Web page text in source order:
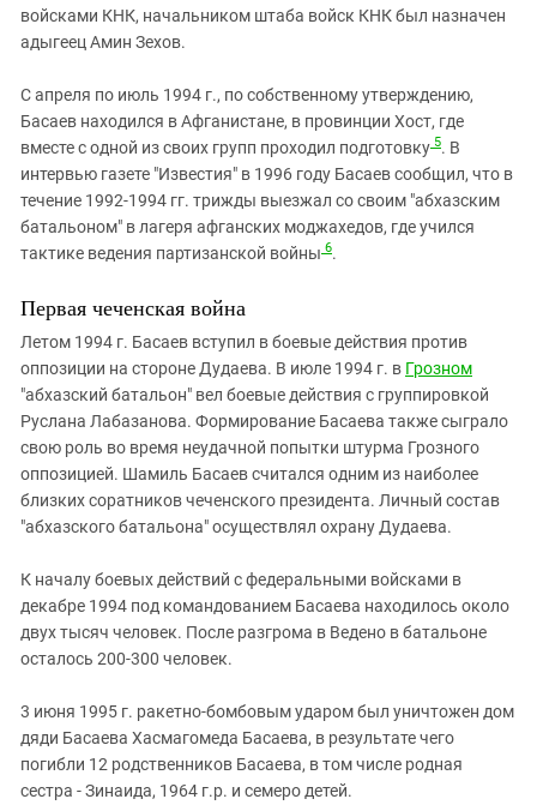
войсками КНК, начальником штаба войск КНК был назначен
адыгеец Амин Зехов.
С апреля по июль 1994 г., по собственному утверждению,
Басаев находился в Афганистане, в провинции Хост, где
вместе с одной из своих групп проходил подготовку 5. В
интервью газете "Известия" в 1996 году Басаев сообщил, что в
течение 1992-1994 гг. трижды выезжал со своим "абхазским
батальоном" в лагеря афганских моджахедов, где учился
тактике ведения партизанской войны 6.
Первая чеченская война
Летом 1994 г. Басаев вступил в боевые действия против
оппозиции на стороне Дудаева. В июле 1994 г. в Грозном
"абхазский батальон" вел боевые действия с группировкой
Руслана Лабазанова. Формирование Басаева также сыграло
свою роль во время неудачной попытки штурма Грозного
оппозицией. Шамиль Басаев считался одним из наиболее
близких соратников чеченского президента. Личный состав
"абхазского батальона" осуществлял охрану Дудаева.
К началу боевых действий с федеральными войсками в
декабре 1994 под командованием Басаева находилось около
двух тысяч человек. После разгрома в Ведено в батальоне
осталось 200-300 человек.
3 июня 1995 г. ракетно-бомбовым ударом был уничтожен дом
дяди Басаева Хасмагомеда Басаева, в результате чего
погибли 12 родственников Басаева, в том числе родная
сестра - Зинаида, 1964 г.р. и семеро детей.